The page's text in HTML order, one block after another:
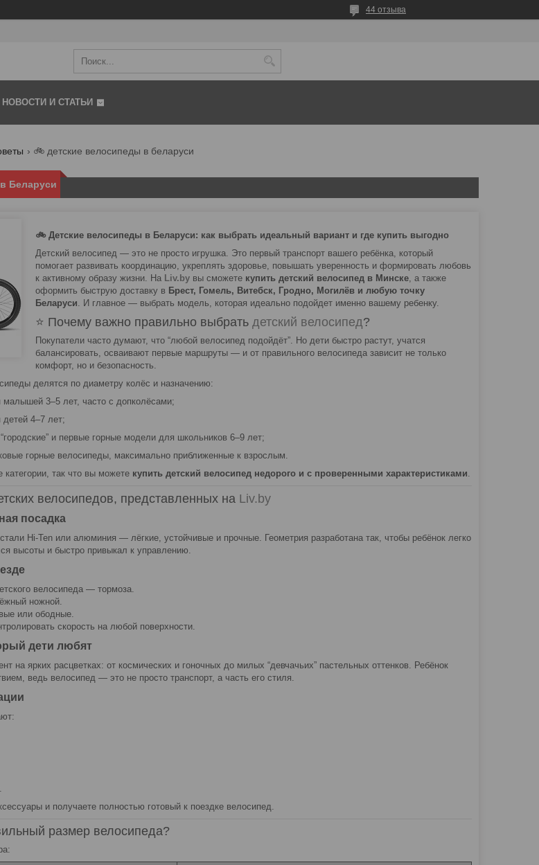
44 отзыва
НОВОСТИ И СТАТЬИ
🚲 детские велосипеды в беларуси
Беларуси
🚲 Детские велосипеды в Беларуси: как выбрать идеальный вариант и где купить выгодно
Детский велосипед — это не просто игрушка. Это первый транспорт вашего ребёнка, который
помогает развивать координацию, укреплять здоровье, повышать уверенность и формировать любовь
к активному образу жизни. На Liv.by вы сможете купить детский велосипед в Минске, а также
оформить быструю доставку в Брест, Гомель, Витебск, Гродно, Могилёв и любую точку
Беларуси. И главное — выбрать модель, которая идеально подойдет именно вашему ребенку.
⭐ Почему важно правильно выбрать детский велосипед?
Покупатели часто думают, что “любой велосипед подойдёт”. Но дети быстро растут, учатся
балансировать, осваивают первые маршруты — и от правильного велосипеда зависит не только
комфорт, но и безопасность.
делятся по диаметру колёс и назначению:
3–5 лет, часто с допколёсами;
4–7 лет;
и первые горные модели для школьников 6–9 лет;
горные велосипеды, максимально приближенные к взрослым.
категории, так что вы можете купить детский велосипед недорого и с проверенными характеристиками.
велосипедов, представленных на Liv.by
посадка
Hi-Ten или алюминия — лёгкие, устойчивые и прочные. Геометрия разработана так, чтобы ребёнок легко
высоты и быстро привыкал к управлению.
велосипеда — тормоза.
ножной.
или ободные.
скорость на любой поверхности.
дети любят
на ярких расцветках: от космических и гоночных до милых “девчачьих” пастельных оттенков. Ребёнок
ведь велосипед — это не просто транспорт, а часть его стиля.
и получаете полностью готовый к поездке велосипед.
размер велосипеда?